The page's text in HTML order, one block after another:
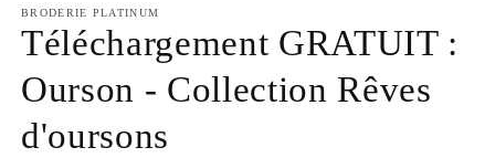
le
média
dans
une
fenêtre
BRODERIE PLATINUM
Téléchargement GRATUIT :
Ourson - Collection Rêves
d'oursons